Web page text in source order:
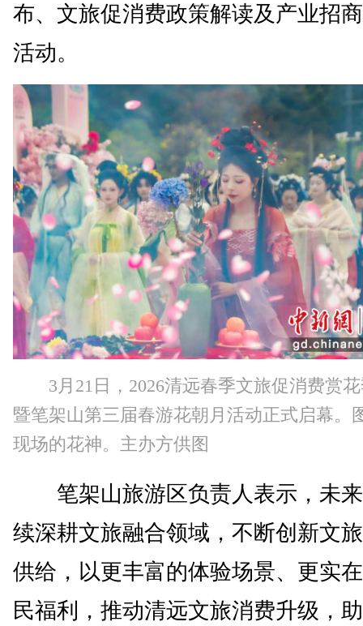
布、文旅促消费政策解读及产业招
活动。
3月21日，2026清远春季文旅促消费赏
暨笔架山第三届春游花朝月活动正式启幕。
现场的花神。主办方供图
笔架山旅游区负责人表示，未
续深耕文旅融合领域，不断创新文
供给，以更丰富的体验场景、更实
民福利，推动清远文旅消费升级，